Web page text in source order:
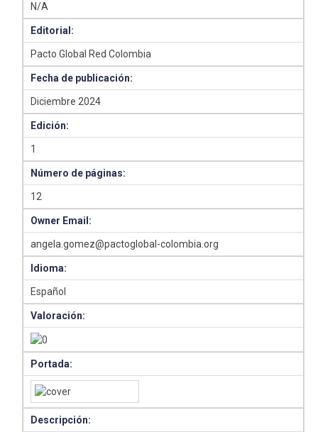
N/A
Editorial:
Pacto Global Red Colombia
Fecha de publicación:
Diciembre 2024
Edición:
1
Número de páginas:
12
Owner Email:
angela.gomez@pactoglobal-colombia.org
Idioma:
Español
Valoración:
Portada:
Descripción: